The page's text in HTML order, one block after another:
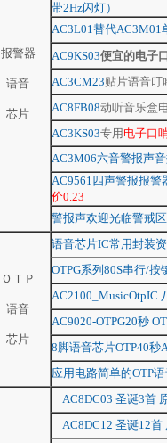
报警器
语音
芯片
带2Hz闪灯）
AC3L01替代AC3M01
AC9KS03便宜的电子
AC3CM23贴片语音叮
AC8FB08动听音乐盒
AC3KS03专用 电子口
AC3M06六音警报声
AC9561四声警报报警
价0.23
警报声欢迎光临警戒
ＯＴＰ
语音
芯片
语音芯片IC常用封装
OTPG系列80S串行/按
AC2100_MusicOtpIC
AC9020-OTPG20秒
8脚语音芯片OTP40秒
应用电路简单的OTP
AC8DC03 圣诞3首
AC8DC12 圣诞12首